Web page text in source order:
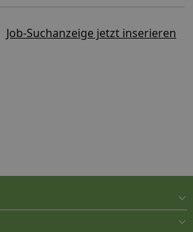
Job-Suchanzeige jetzt inserieren